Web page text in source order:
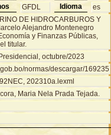
GFDL Idioma es
DE HIDROCARBUROS Y
Alejandro Montenegro
y Finanzas Públicas,
titular.
octubre/2023
normas/descargar/169235
202310a.lexml
Maria Nela Prada Tejada.